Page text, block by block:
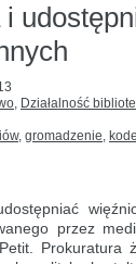
, Działalność
, gromadzenie,
przez
Prokuratura